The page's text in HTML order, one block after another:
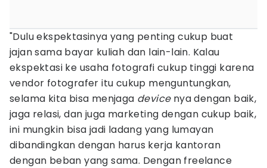
"Dulu ekspektasinya yang penting cukup buat
jajan sama bayar kuliah dan lain-lain. Kalau
ekspektasi ke usaha fotografi cukup tinggi karena
vendor fotografer itu cukup menguntungkan,
selama kita bisa menjaga devicenya dengan baik,
jaga relasi, dan juga marketing dengan cukup baik,
ini mungkin bisa jadi ladang yang lumayan
dibandingkan dengan harus kerja kantoran
dengan beban yang sama. Dengan freelance